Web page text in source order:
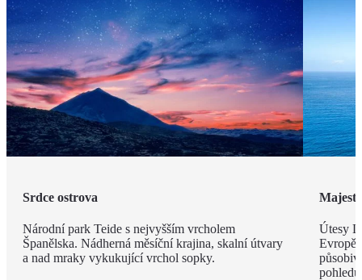
Srdce ostrova
Národní park Teide s nejvyšším vrcholem
Španělska. Nádherná měsíční krajina, skalní útvary
a nad mraky vykukující vrchol sopky.
Útesy
Evropě,